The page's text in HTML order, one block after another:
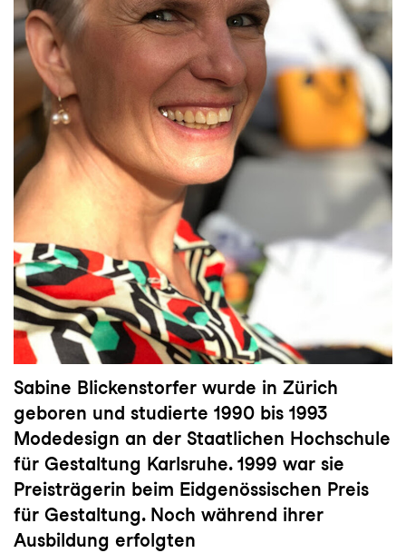
Sabine Blickenstorfer wurde in Zürich
geboren und studierte 1990 bis 1993
Modedesign an der Staatlichen Hochschule
für Gestaltung Karlsruhe. 1999 war sie
Preisträgerin beim Eidgenössischen Preis
für Gestaltung. Noch während ihrer
Ausbildung erfolgten